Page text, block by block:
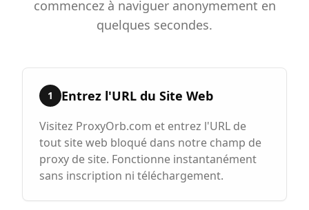
commencez à naviguer anonymement en
quelques secondes.
1 Entrez l'URL du Site Web
Visitez ProxyOrb.com et entrez l'URL de
tout site web bloqué dans notre champ de
proxy de site. Fonctionne instantanément
sans inscription ni téléchargement.